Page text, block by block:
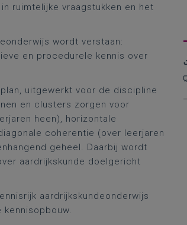
ruimtelijke vraagstukken en het
wordt verstaan:
en procedurele kennis over
uitgewerkt voor de discipline
en clusters zorgen voor
heen), horizontale
coherentie (over leerjaren
geheel. Daarbij wordt
aardrijkskunde doelgericht
aardrijkskundeonderwijs